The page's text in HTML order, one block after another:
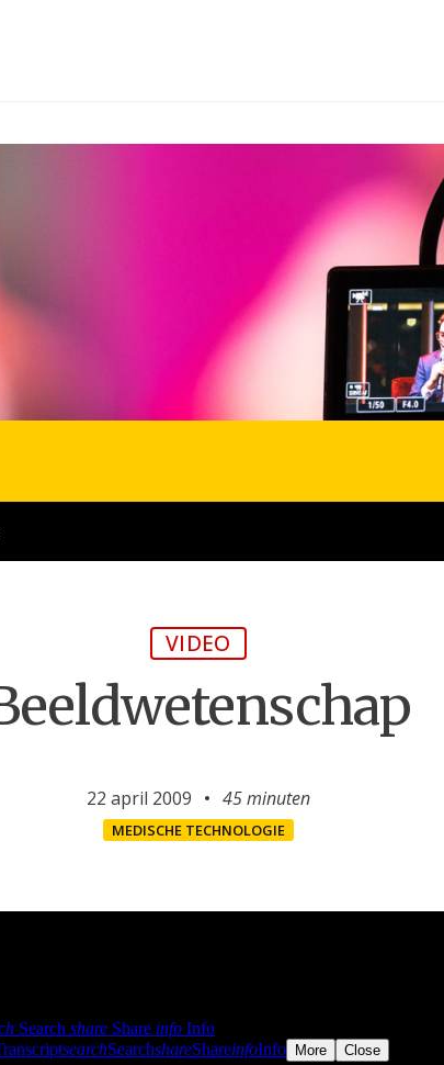
VIDEO
22 april 2009 45 minuten
MEDISCHE TECHNOLOGIE